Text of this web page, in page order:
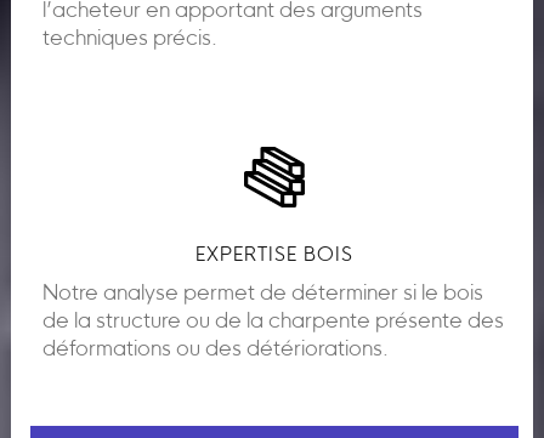
l’acheteur en apportant des arguments
techniques précis.
EXPERTISE BOIS
Notre analyse permet de déterminer si le bois
de la structure ou de la charpente présente des
déformations ou des détériorations.